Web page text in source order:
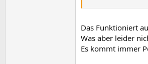
Das Funktioniert
Was aber leider
Es kommt immer